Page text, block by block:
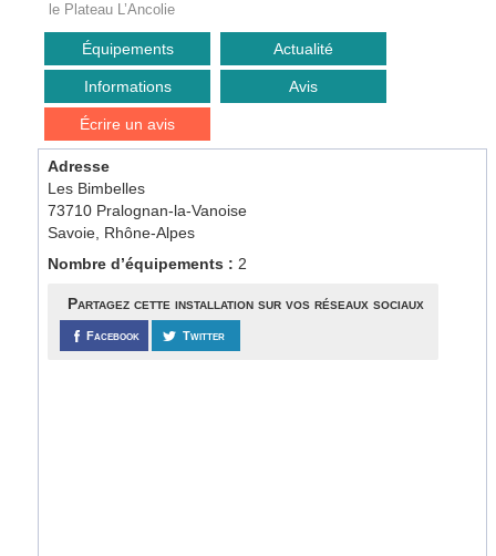
le Plateau L’Ancolie
Équipements Actualité
Informations Avis
Écrire un avis
Adresse
Les Bimbelles
73710 Pralognan-la-Vanoise
Savoie, Rhône-Alpes
Nombre d’équipements : 2
Partagez cette installation sur vos réseaux sociaux
Facebook Twitter